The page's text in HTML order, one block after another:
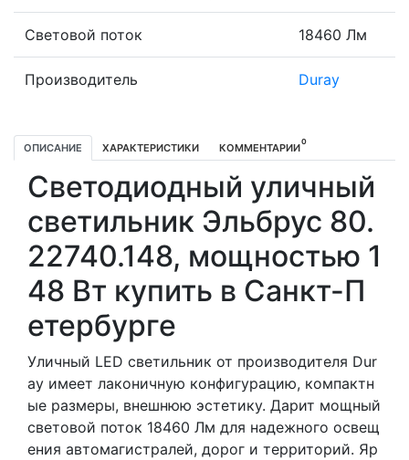
Световой поток 18460 Лм
Производитель Duray
ОПИСАНИЕ ХАРАКТЕРИСТИКИ КОММЕНТАРИИ0
Светодиодный уличный
светильник Эльбрус 80.
22740.148, мощностью 1
48 Вт купить в Санкт-П
етербурге
Уличный LED светильник от производителя Dur
ay имеет лаконичную конфигурацию, компактн
ые размеры, внешнюю эстетику. Дарит мощный
световой поток 18460 Лм для надежного освещ
ения автомагистралей, дорог и территорий. Яр